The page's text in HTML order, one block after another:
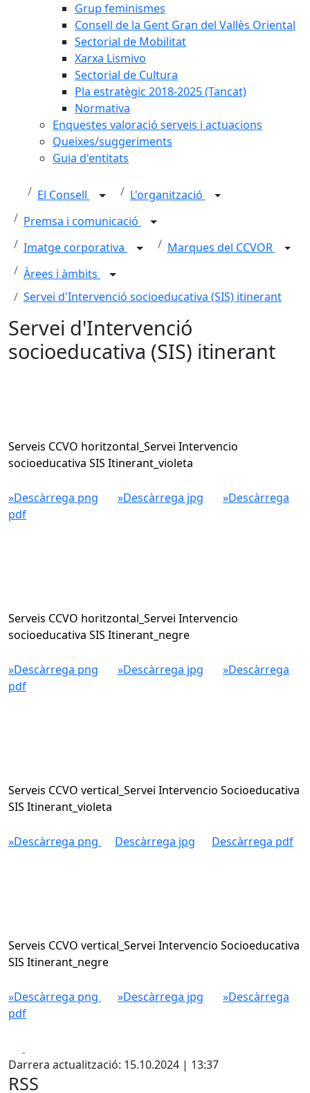
Grup feminismes
Consell de la Gent Gran del Vallès Oriental
Sectorial de Mobilitat
Xarxa Lismivo
Sectorial de Cultura
Pla estratègic 2018-2025 (Tancat)
Normativa
Enquestes valoració serveis i actuacions
Queixes/suggeriments
Guia d'entitats
El Consell
L'organització
Premsa i comunicació
Imatge corporativa
Marques del CCVOR
Àrees i àmbits
Servei d'Intervenció socioeducativa (SIS) itinerant
Servei d'Intervenció
socioeducativa (SIS) itinerant
Serveis CCVO horitzontal_Servei Intervencio
socioeducativa SIS Itinerant_violeta
»Descàrrega png »Descàrrega jpg
»Descàrrega
pdf
Serveis CCVO horitzontal_Servei Intervencio
socioeducativa SIS Itinerant_negre
»Descàrrega png »Descàrrega jpg
»Descàrrega
pdf
Serveis CCVO vertical_Servei Intervencio Socioeducativa
SIS Itinerant_violeta
»Descàrrega png Descàrrega jpg Descàrrega pdf
Serveis CCVO vertical_Servei Intervencio Socioeducativa
SIS Itinerant_negre
»Descàrrega png »Descàrrega jpg
»Descàrrega
pdf
Darrera actualització: 15.10.2024 | 13:37
RSS